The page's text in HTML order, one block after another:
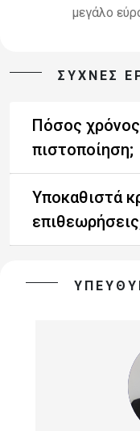
μεγάλο
ΣΥΧΝΕΣ
Πόσος χρόνος
πιστοποίηση;
Υποκαθιστά